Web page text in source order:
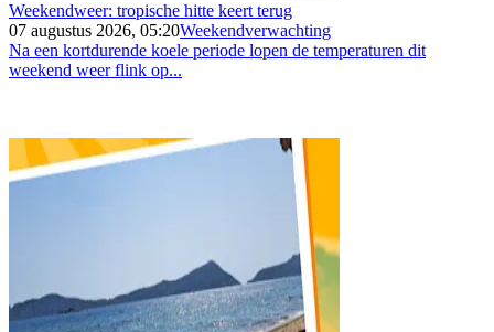
Weekendweer: tropische hitte keert terug
07 augustus 2026, 05:20Weekendverwachting
Na een kortdurende koele periode lopen de temperaturen dit
weekend weer flink op...